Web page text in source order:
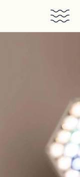
contenido principal